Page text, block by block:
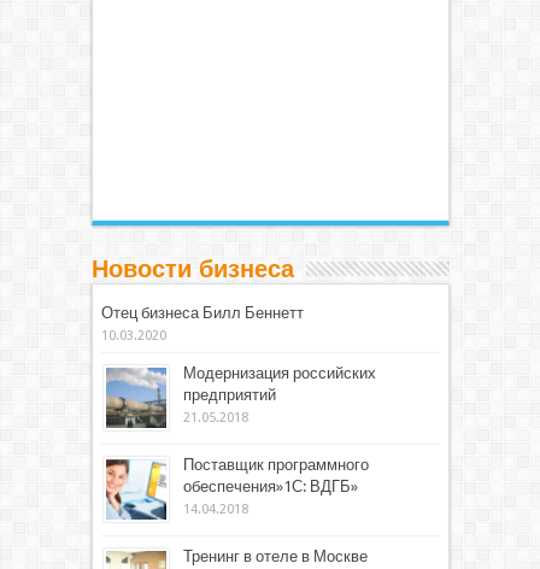
Новости бизнеса
Отец бизнеса Билл Беннетт
10.03.2020
Модернизация российских
предприятий
21.05.2018
Поставщик программного
обеспечения»1С: ВДГБ»
14.04.2018
Тренинг в отеле в Москве